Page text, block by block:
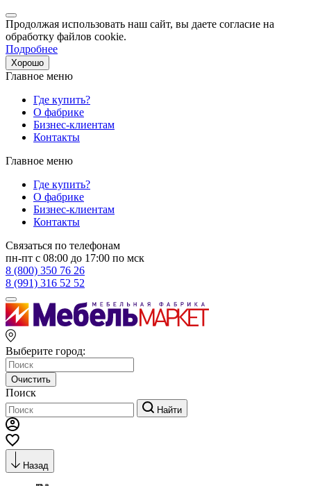
Продолжая использовать наш сайт, вы даете согласие на
обработку файлов cookie.
Подробнее
Хорошо
Главное меню
Где купить?
О фабрике
Бизнес-клиентам
Контакты
Главное меню
Где купить?
О фабрике
Бизнес-клиентам
Контакты
Связаться по телефонам
пн-пт с 08:00 до 17:00 по мск
8 (800) 350 76 26
8 (991) 316 52 52
Выберите город:
Очистить
Поиск
Найти
Назад